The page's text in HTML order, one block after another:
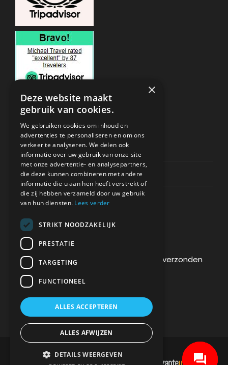
ONDERSTEUNING
Privacy & Policy
Contact Channels
BETAAL VEILIG BIJ ONS
De betaling wordt versleuteld en veilig verzonden
via een SSL-protocol.
DEVELOPMENT & HOSTING BY
×
Deze website maakt
gebruik van cookies.
We gebruiken cookies om inhoud en
advertenties te personaliseren en om ons
verkeer te analyseren. We delen ook
informatie over uw gebruik van onze site
met onze advertentie- en analysepartners,
die deze kunnen combineren met andere
informatie die u aan hen heeft verstrekt of
die zij hebben verzameld door uw gebruik
van hun diensten. Lees verder
STRIKT NOODZAKELIJK
PRESTATIE
TARGETING
FUNCTIONEEL
ALLES ACCEPTEREN
ALLES AFWIJZEN
DETAILS WEERGEVEN